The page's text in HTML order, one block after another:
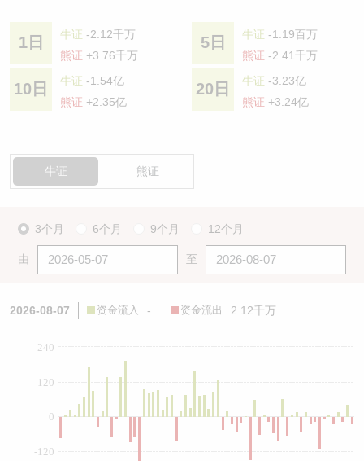
1日 牛证 -2.12千万
熊证 +3.76千万
5日 牛证 -1.19百万
熊证 -2.41千万
10日 牛证 -1.54亿
熊证 +2.35亿
20日 牛证 -3.23亿
熊证 +3.24亿
牛证 熊证
3个月 6个月 9个月 12个月
由 至
2026-08-07 资金流入 - 资金流出 2.12千万
0
-120
120
240